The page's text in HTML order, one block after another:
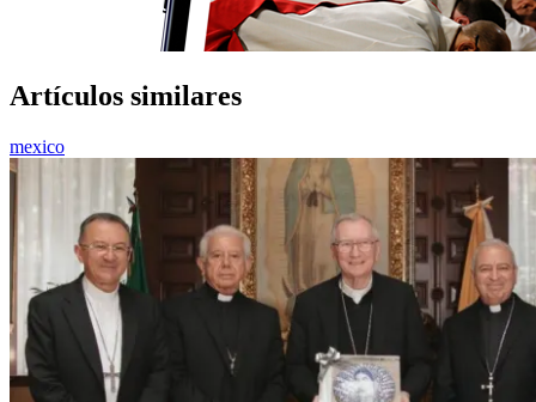
Artículos similares
mexico